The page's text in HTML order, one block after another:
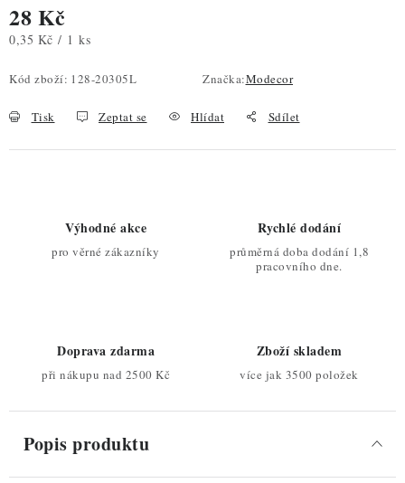
28 Kč
Měrná cena:
0,35 Kč / 1 ks
Kód zboží: 128-20305L Značka:Modecor
Tisk Zeptat se Hlídat Sdílet
Výhodné akce
pro věrné zákazníky
Rychlé dodání
průměrná doba dodání 1,8
pracovního dne.
Doprava zdarma
při nákupu nad 2500 Kč
Zboží skladem
více jak 3500 položek
Popis produktu